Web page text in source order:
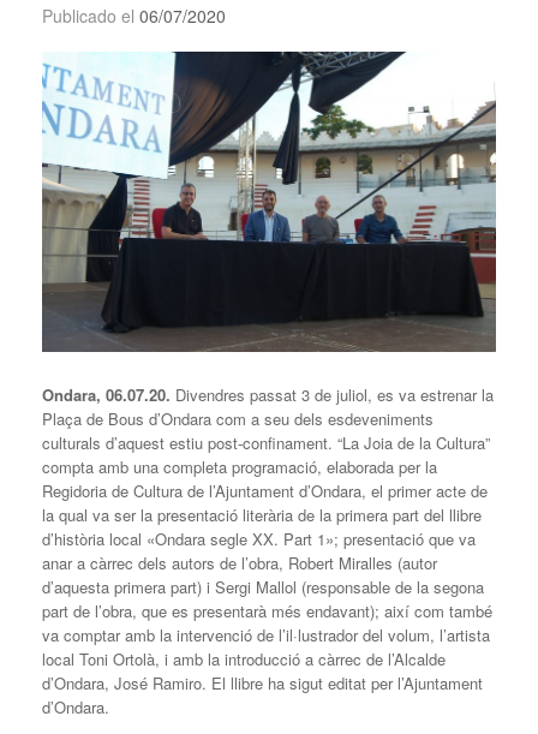
Publicado el 06/07/2020
Ondara, 06.07.20. Divendres passat 3 de juliol, es va estrenar la
Plaça de Bous d’Ondara com a seu dels esdeveniments
culturals d’aquest estiu post-confinament. “La Joia de la Cultura”
compta amb una completa programació, elaborada per la
Regidoria de Cultura de l’Ajuntament d’Ondara, el primer acte de
la qual va ser la presentació literària de la primera part del llibre
d’història local «Ondara segle XX. Part 1»; presentació que va
anar a càrrec dels autors de l’obra, Robert Miralles (autor
d’aquesta primera part) i Sergi Mallol (responsable de la segona
part de l’obra, que es presentarà més endavant); així com també
va comptar amb la intervenció de l’il·lustrador del volum, l’artista
local Toni Ortolà, i amb la introducció a càrrec de l’Alcalde
d’Ondara, José Ramiro. El llibre ha sigut editat per l’Ajuntament
d’Ondara.